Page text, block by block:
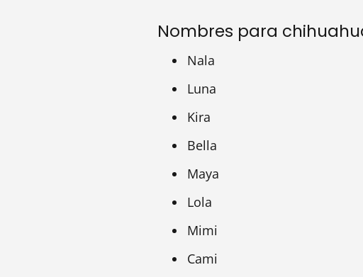
Nombres para
Nala
Luna
Kira
Bella
Maya
Lola
Mimi
Cami